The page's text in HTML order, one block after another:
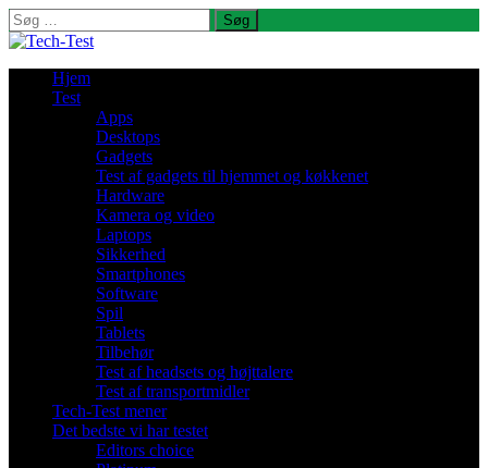
Søg
efter:
Hjem
Test
Apps
Desktops
Gadgets
Test af gadgets til hjemmet og køkkenet
Hardware
Kamera og video
Laptops
Sikkerhed
Smartphones
Software
Spil
Tablets
Tilbehør
Test af headsets og højttalere
Test af transportmidler
Tech-Test mener
Det bedste vi har testet
Editors choice